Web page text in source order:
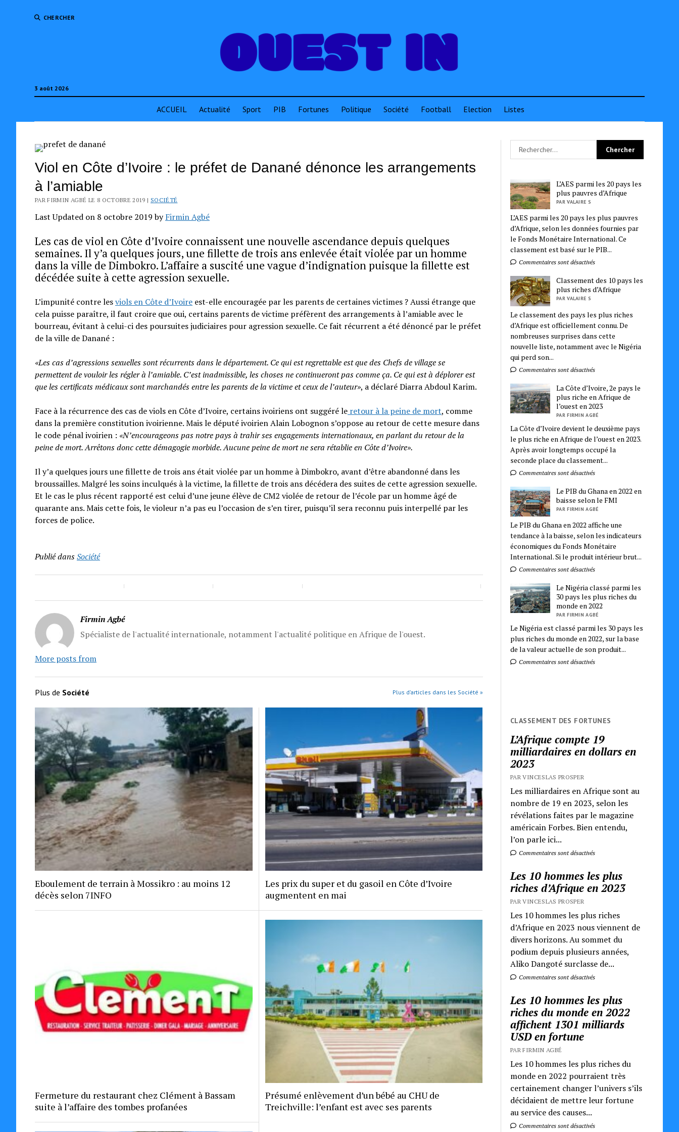
CHERCHER
3 août 2026
ACCUEIL Actualité Sport PIB Fortunes Politique Société Football Election Listes
Viol en Côte d’Ivoire : le préfet de Danané dénonce les arrangements
à l’amiable
PAR FIRMIN AGBÉ LE 8 OCTOBRE 2019 | SOCIÉTÉ
Last Updated on 8 octobre 2019 byFirmin Agbé
Les cas de viol en Côte d’Ivoire connaissent une nouvelle ascendance depuis quelques
semaines. Il y’a quelques jours, une fillette de trois ans enlevée était violée par un homme
dans la ville de Dimbokro. L’affaire a suscité une vague d’indignation puisque la fillette est
décédée suite à cette agression sexuelle.
L’impunité contre lesviols en Côte d’Ivoireest-elle encouragée par les parents de certaines victimes ? Aussi étrange que
cela puisse paraître, il faut croire que oui, certains parents de victime préfèrent des arrangements à l’amiable avec le
bourreau, évitant à celui-ci des poursuites judiciaires pour agression sexuelle. Ce fait récurrent a été dénoncé par le préfet
de la ville de Danané :
«Les cas d’agressions sexuelles sont récurrents dans le département. Ce qui est regrettable est que des Chefs de village se
permettent de vouloir les régler à l’amiable. C’est inadmissible, les choses ne continueront pas comme ça. Ce qui est à déplorer est
que les certificats médicaux sont marchandés entre les parents de la victime et ceux de l’auteur», a déclaré Diarra Abdoul Karim.
Face à la récurrence des cas de viols en Côte d’Ivoire, certains ivoiriens ont suggéré leretour à la peine de mort, comme
dans la première constitution ivoirienne. Mais le député ivoirien Alain Lobognon s’oppose au retour de cette mesure dans
le code pénal ivoirien : «N’encourageons pas notre pays à trahir ses engagements internationaux, en parlant du retour de la
peine de mort. Arrêtons donc cette démagogie morbide. Aucune peine de mort ne sera rétablie en Côte d’Ivoire».
Il y’a quelques jours une fillette de trois ans était violée par un homme à Dimbokro, avant d’être abandonné dans les
broussailles. Malgré les soins inculqués à la victime, la fillette de trois ans décédera des suites de cette agression sexuelle.
Et le cas le plus récent rapporté est celui d’une jeune élève de CM2 violée de retour de l’école par un homme âgé de
quarante ans. Mais cette fois, le violeur n’a pas eu l’occasion de s’en tirer, puisqu’il sera reconnu puis interpellé par les
forces de police.
Publié dansSociété
Firmin Agbé
Spécialiste de l'actualité internationale, notamment l'actualité politique en Afrique de l'ouest.
More posts from
Plus de Société Plus d’articles dans les Société »
Eboulement de terrain à Mossikro : au moins 12
décès selon 7INFO
Les prix du super et du gasoil en Côte d’Ivoire
augmentent en mai
Fermeture du restaurant chez Clément à Bassam
suite à l’affaire des tombes profanées
Présumé enlèvement d’un bébé au CHU de
Treichville: l’enfant est avec ses parents
L’AES parmi les 20 pays les
plus pauvres d’Afrique
PAR VALAIRE S
L’AES parmi les 20 pays les plus pauvres
d’Afrique, selon les données fournies par
le Fonds Monétaire International. Ce
classement est basé sur le PIB...
Commentaires sont désactivés
Classement des 10 pays les
plus riches d’Afrique
PAR VALAIRE S
Le classement des pays les plus riches
d’Afrique est officiellement connu. De
nombreuses surprises dans cette
nouvelle liste, notamment avec le Nigéria
qui perd son...
Commentaires sont désactivés
La Côte d’Ivoire, 2e pays le
plus riche en Afrique de
l’ouest en 2023
PAR FIRMIN AGBÉ
La Côte d’Ivoire devient le deuxième pays
le plus riche en Afrique de l’ouest en 2023.
Après avoir longtemps occupé la
seconde place du classement...
Commentaires sont désactivés
Le PIB du Ghana en 2022 en
baisse selon le FMI
PAR FIRMIN AGBÉ
Le PIB du Ghana en 2022 affiche une
tendance à la baisse, selon les indicateurs
économiques du Fonds Monétaire
International. Si le produit intérieur brut...
Commentaires sont désactivés
Le Nigéria classé parmi les
30 pays les plus riches du
monde en 2022
PAR FIRMIN AGBÉ
Le Nigéria est classé parmi les 30 pays les
plus riches du monde en 2022, sur la base
de la valeur actuelle de son produit...
Commentaires sont désactivés
CLASSEMENT DES FORTUNES
L’Afrique compte 19
milliardaires en dollars en
2023
PAR VINCESLAS PROSPER
Les milliardaires en Afrique sont au
nombre de 19 en 2023, selon les
révélations faites par le magazine
américain Forbes. Bien entendu,
l’on parle ici...
Commentaires sont désactivés
Les 10 hommes les plus
riches d’Afrique en 2023
PAR VINCESLAS PROSPER
Les 10 hommes les plus riches
d’Afrique en 2023 nous viennent de
divers horizons. Au sommet du
podium depuis plusieurs années,
Aliko Dangoté surclasse de...
Commentaires sont désactivés
Les 10 hommes les plus
riches du monde en 2022
affichent 1301 milliards
USD en fortune
PAR FIRMIN AGBÉ
Les 10 hommes les plus riches du
monde en 2022 pourraient très
certainement changer l’univers s’ils
décidaient de mettre leur fortune
au service des causes...
Commentaires sont désactivés